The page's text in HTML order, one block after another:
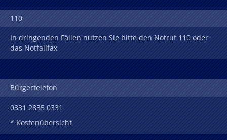
110
In dringenden Fällen nutzen Sie bitte den Notruf 110 oder
das Notfallfax
Bürgertelefon
0331 2835 0331
* Kostenübersicht